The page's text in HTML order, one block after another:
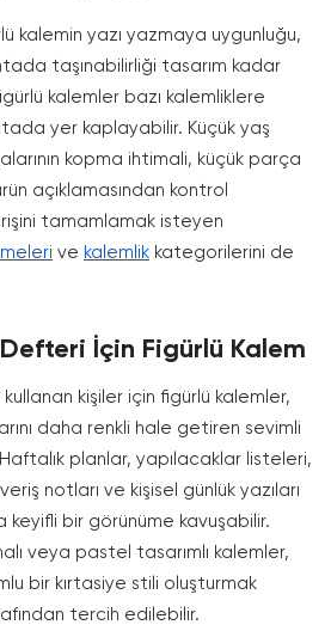
kalemin yazı yazmaya uygunluğu,
taşınabilirliği tasarım kadar
kalemler bazı kalemliklere
yer kaplayabilir. Küçük yaş
kopma ihtimali, küçük parça
açıklamasından kontrol
tamamlamak isteyen
ve kalemlik kategorilerini de
İçin Figürlü Kalem
kişiler için figürlü kalemler,
daha renkli hale getiren sevimli
planlar, yapılacaklar listeleri,
notları ve kişisel günlük yazıları
keyifli bir görünüme kavuşabilir.
veya pastel tasarımlı kalemler,
bir kırtasiye stili oluşturmak
tercih edilebilir.